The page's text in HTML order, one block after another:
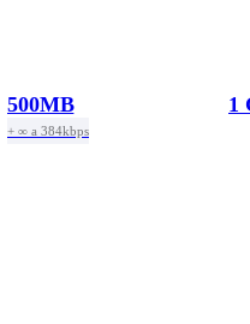
500MB
+ ∞ a 384kbps
1